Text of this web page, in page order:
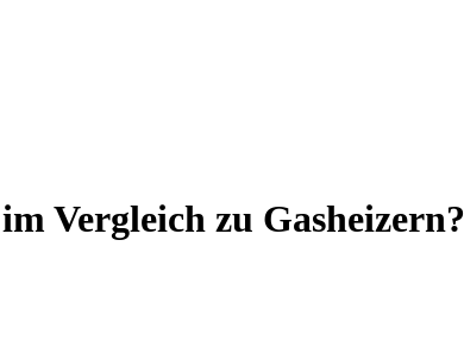
Vergleich zu Gasheizern?